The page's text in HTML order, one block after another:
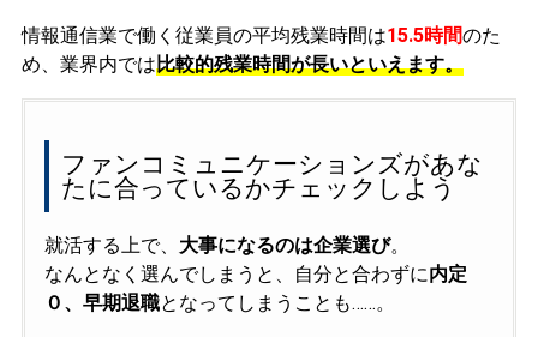
情報通信業で働く従業員の平均残業時間は15.5時間のた
め、業界内では比較的残業時間が長いといえます。
ファンコミュニケーションズがあな
たに合っているかチェックしよう
就活する上で、 大事になるのは企業選び。
なんとなく選んでしまうと、自分と合わずに内定
０、早期退職となってしまうことも……。